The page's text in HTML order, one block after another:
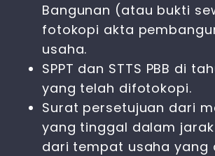
Bangunan (atau bukti
fotokopi akta
usaha.
SPPT dan STTS PBB di
yang telah difotokopi.
Surat persetujuan dari
yang tinggal dalam
dari tempat usaha yang